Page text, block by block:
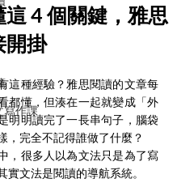
寫作課
4 個關鍵，雅思
開掛
這種經驗？雅思閱讀的文章每
都懂，但湊在一起就變成「外
明明讀完了一長串句子，腦袋
，完全不記得誰做了什麼？
，很多人以為文法只是為了寫
實文法是閱讀的導航系統。